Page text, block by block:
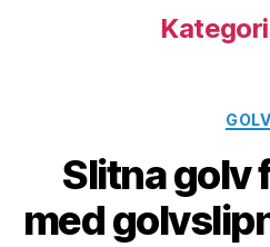
GOLV
Slitna golv
med